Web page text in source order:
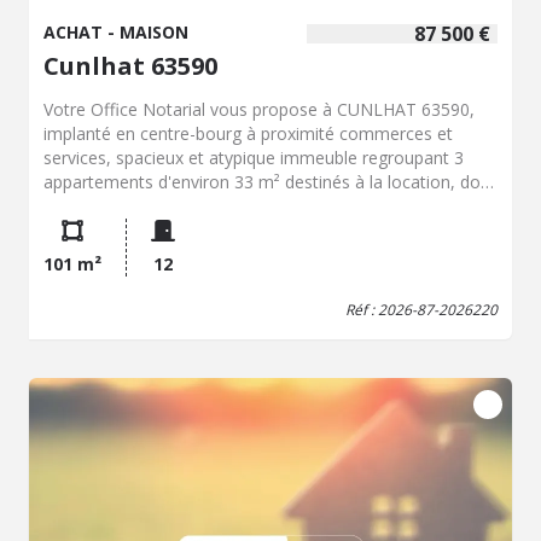
87 500 €
ACHAT - MAISON
Cunlhat 63590
Votre Office Notarial vous propose à CUNLHAT 63590,
implanté en centre-bourg à proximité commerces et
services, spacieux et atypique immeuble regroupant 3
appartements d'environ 33 m² destinés à la location, dont
chaussée, un plateau regroupant 2 pièces, dont une
cuisine déjà en place avec accès direct sur vaste cour de
type patio, pouvant rapidement prétendre à la création
d'un nouveau logement. 2 pièces vacantes également au
aménageables. Dépendances. Façade récente. Possibilité
également création vaste maison d'habitation. Beaucoup
de potentiel. Pour tous renseignements, contacter Sarah
HENNION.
101 m² 12
Réf : 2026-87-2026220